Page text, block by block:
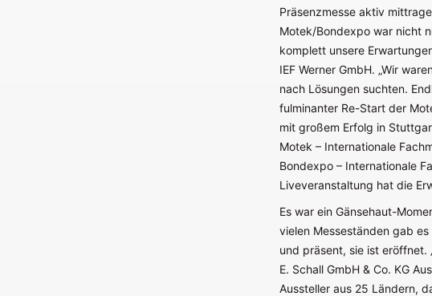
Präsenzmesse aktiv
Motek/Bondexpo war nicht
komplett unsere
IEF Werner GmbH. „Wir
nach Lösungen suchten.
fulminanter Re-Start der
mit großem Erfolg in
Motek – Internationale
Bondexpo – Internationale
Liveveranstaltung hat die
Es war ein Gänsehaut-
vielen Messeständen gab
und präsent, sie ist eröffnet.
E. Schall GmbH & Co. KG
Aussteller aus 25 Ländern,